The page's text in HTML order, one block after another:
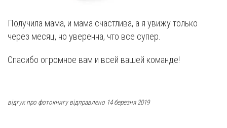
Получила мама, и мама счастлива, а я увижу только
через месяц, но уверенна, что все супер.
Спасибо огромное вам и всей вашей команде!
відгук про фотокнигу відправлено 14 березня 2019